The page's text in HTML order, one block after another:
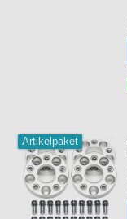
Artikelpaket